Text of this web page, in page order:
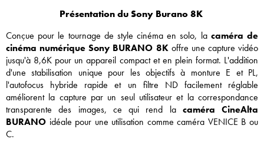
Présentation du Sony Burano 8K
Conçue pour le tournage de style cinéma en solo, la caméra de
cinéma numérique Sony BURANO 8Koffre une capture vidéo
jusqu'à 8,6K pour un appareil compact et en plein format. L'addition
d'une stabilisation unique pour les objectifs à monture E et PL,
l'autofocus hybride rapide et un filtre ND facilement réglable
améliorent la capture par un seul utilisateur et la correspondance
transparente des images, ce qui rend la caméra CineAlta
BURANO idéale pour une utilisation comme caméra VENICE B ou
C.